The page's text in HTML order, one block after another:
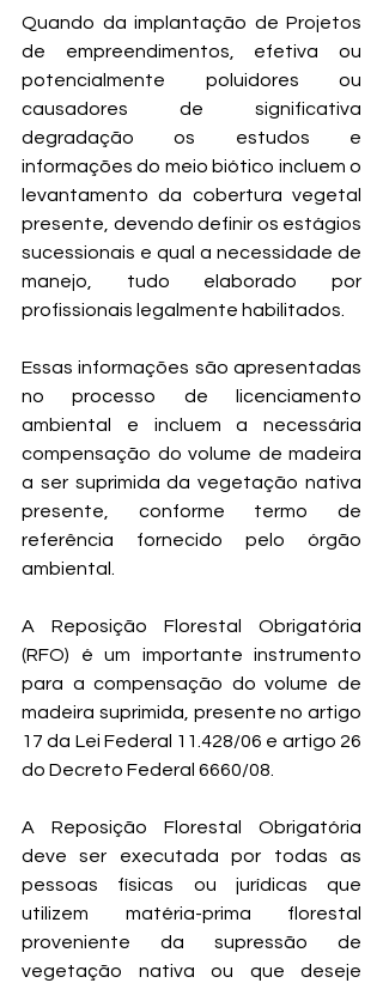
Quando da implantação de Projetos
de empreendimentos, efetiva ou
potencialmente poluidores ou
causadores de significativa
degradação os estudos e
informações do meio biótico incluem o
levantamento da cobertura vegetal
presente, devendo definir os estágios
sucessionais e qual a necessidade de
manejo, tudo elaborado por
profissionais legalmente habilitados.
Essas informações são apresentadas
no processo de licenciamento
ambiental e incluem a necessária
compensação do volume de madeira
a ser suprimida da vegetação nativa
presente, conforme termo de
referência fornecido pelo órgão
ambiental.
A Reposição Florestal Obrigatória
(RFO) é um importante instrumento
para a compensação do volume de
madeira suprimida, presente no artigo
17 da Lei Federal 11.428/06 e artigo 26
do Decreto Federal 6660/08.
A Reposição Florestal Obrigatória
deve ser executada por todas as
pessoas físicas ou jurídicas que
utilizem matéria-prima florestal
proveniente da supressão de
vegetação nativa ou que deseje